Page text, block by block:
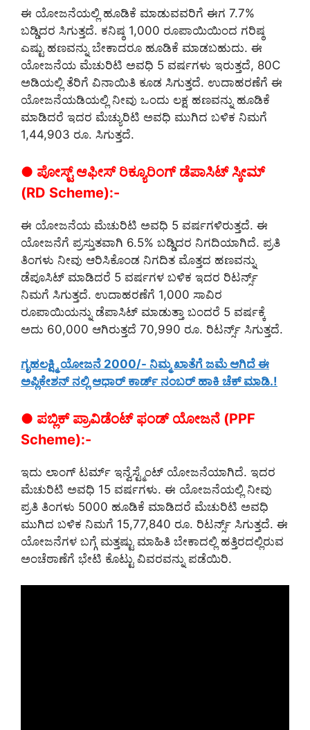
ಈ ಯೋಜನೆಯಲ್ಲಿ ಹೂಡಿಕೆ ಮಾಡುವವರಿಗೆ ಈಗ 7.7%
ಬಡ್ಡಿದರ ಸಿಗುತ್ತದೆ. ಕನಿಷ್ಠ 1,000 ರೂಪಾಯಿಯಿಂದ ಗರಿಷ್ಠ
ಎಷ್ಟು ಹಣವನ್ನು ಬೇಕಾದರೂ ಹೂಡಿಕೆ ಮಾಡಬಹುದು. ಈ
ಯೋಜನೆಯ ಮೆಚುರಿಟಿ ಅವಧಿ 5 ವರ್ಷಗಳು ಇರುತ್ತದೆ, 80C
ಅಡಿಯಲ್ಲಿ ತೆರಿಗೆ ವಿನಾಯಿತಿ ಕೂಡ ಸಿಗುತ್ತದೆ. ಉದಾಹರಣೆಗೆ ಈ
ಯೋಜನೆಯಡಿಯಲ್ಲಿ ನೀವು ಒಂದು ಲಕ್ಷ ಹಣವನ್ನು ಹೂಡಿಕೆ
ಮಾಡಿದರೆ ಇದರ ಮೆಚ್ಯುರಿಟಿ ಅವಧಿ ಮುಗಿದ ಬಳಿಕ ನಿಮಗೆ
1,44,903 ರೂ. ಸಿಗುತ್ತದೆ.
● ಪೋಸ್ಟ್ ಆಫೀಸ್ ರಿಕ್ಯೂರಿಂಗ್ ಡೆಪಾಸಿಟ್ ಸ್ಕೀಮ್
(RD Scheme):-
ಈ ಯೋಜನೆಯ ಮೆಚುರಿಟಿ ಅವಧಿ 5 ವರ್ಷಗಳಿರುತ್ತದೆ. ಈ
ಯೋಜನೆಗೆ ಪ್ರಸ್ತುತವಾಗಿ 6.5% ಬಡ್ಡಿದರ ನಿಗದಿಯಾಗಿದೆ. ಪ್ರತಿ
ತಿಂಗಳು ನೀವು ಆರಿಸಿಕೊಂಡ ನಿಗದಿತ ಮೊತ್ತದ ಹಣವನ್ನು
ಡೆಪೂಸಿಟ್ ಮಾಡಿದರೆ 5 ವರ್ಷಗಳ ಬಳಿಕ ಇದರ ರಿಟರ್ನ್ಸ್
ನಿಮಗೆ ಸಿಗುತ್ತದೆ. ಉದಾಹರಣೆಗೆ 1,000 ಸಾವಿರ
ರೂಪಾಯಿಯನ್ನು ಡೆಪಾಸಿಟ್ ಮಾಡುತ್ತಾ ಬಂದರೆ 5 ವರ್ಷಕ್ಕೆ
ಅದು 60,000 ಆಗಿರುತ್ತದೆ 70,990 ರೂ. ರಿಟರ್ನ್ಸ್ ಸಿಗುತ್ತದೆ.
ಗೃಹಲಕ್ಷ್ಮಿ ಯೋಜನೆ 2000/- ನಿಮ್ಮ ಖಾತೆಗೆ ಜಮೆ ಆಗಿದೆ ಈ
ಅಪ್ಲಿಕೇಶನ್ ನಲ್ಲಿ ಆಧಾರ್ ಕಾರ್ಡ್ ನಂಬರ್ ಹಾಕಿ ಚೆಕ್ ಮಾಡಿ.!
● ಪಬ್ಲಿಕ್ ಪ್ರಾವಿಡೆಂಟ್ ಫಂಡ್ ಯೋಜನೆ (PPF
Scheme):-
ಇದು ಲಾಂಗ್ ಟರ್ಮ್ ಇನ್ವೆಸ್ಟ್ಮೆಂಟ್ ಯೋಜನೆಯಾಗಿದೆ. ಇದರ
ಮೆಚುರಿಟಿ ಅವಧಿ 15 ವರ್ಷಗಳು. ಈ ಯೋಜನೆಯಲ್ಲಿ ನೀವು
ಪ್ರತಿ ತಿಂಗಳು 5000 ಹೂಡಿಕೆ ಮಾಡಿದರೆ ಮೆಚುರಿಟಿ ಅವಧಿ
ಮುಗಿದ ಬಳಿಕ ನಿಮಗೆ 15,77,840 ರೂ. ರಿಟರ್ನ್ಸ್ ಸಿಗುತ್ತದೆ. ಈ
ಯೋಜನೆಗಳ ಬಗ್ಗೆ ಮತ್ತಷ್ಟು ಮಾಹಿತಿ ಬೇಕಾದಲ್ಲಿ ಹತ್ತಿರದಲ್ಲಿರುವ
ಅಂಚೆಠಾಣೆಗೆ ಭೇಟಿ ಕೊಟ್ಟು ವಿವರವನ್ನು ಪಡೆಯಿರಿ.